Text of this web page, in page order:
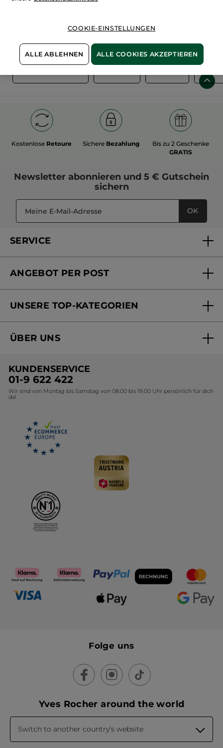
Mehr entdecken
Kostenlose Retoure Sichere Bezahlung
Bis zu 2 Geschenke
GRATIS
Newsletter abonnieren und 5 € Gutschein
sichern
OK
SERVICE
Mein Konto
Online Preisliste
ANGEBOT PER POST
Versandhandel Preisliste
UNSERE TOP-KATEGORIEN
Black Friday Yves Rocher
Geschenkideen Yves Rocher
Kollektion Monoi Yves Rocher
ÜBER UNS
Umweltstiftung YR
Affiliate Programm
KUNDENSERVICE
01-9 622 422
Wir sind von Montag bis Samstag von 08.00 bis 19.00 Uhr persönlich für dich
da!
Folge uns
Yves Rocher around the world
Switch to another country's website
COOKIE-EINSTELLUNGEN
ALLE ABLEHNEN ALLE COOKIES AKZEPTIEREN